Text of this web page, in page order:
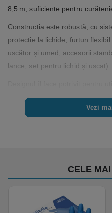
8,5 m, suficiente pentru
Construcția este robustă, cu
protecție la lichide, furtun
uscător și umed, accesorii
lance, set pentru lichid și uscat).
diverse: HoReCa, întreținere
producție ușoară, curățenie
Umed & uscat
Vezi
CELE